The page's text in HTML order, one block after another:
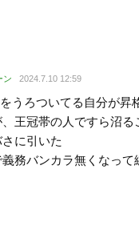
ン 2024.7.10 12:59
うろついてる自分が昇
王冠帯の人ですら沼る
に引いた
務バンカラ無くなって